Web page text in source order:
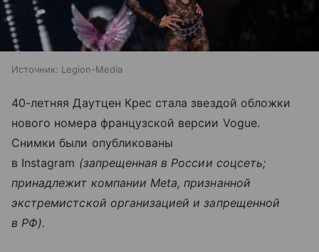
Источник: Legion-Media
40-летняя Даутцен Крес стала звездой обложки
нового номера французской версии Vogue.
Снимки были опубликованы
в Instagram (запрещенная в России соцсеть;
принадлежит компании Meta, признанной
экстремистской организацией и запрещенной
в РФ).